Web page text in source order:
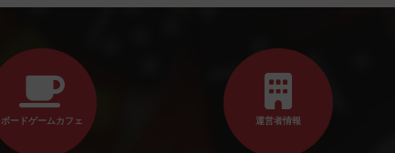
ボードゲームカフェ 運営者情報